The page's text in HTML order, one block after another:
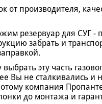
от производителя,
резервуар для СУГ -
забрать и
эту часть
Вы не сталкивались и
компания
до монтажа и